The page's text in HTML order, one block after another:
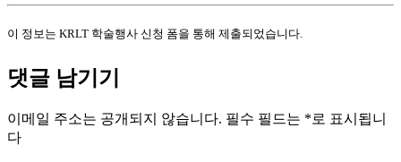
이 정보는 KRLT 학술행사 신청 폼을 통해 제출되었습니다.
댓글 남기기
이메일 주소는 공개되지 않습니다. 필수 필드는 *로 표시됩니
다